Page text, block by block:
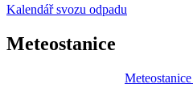
Kalendář svozu odpadu
Meteostanice